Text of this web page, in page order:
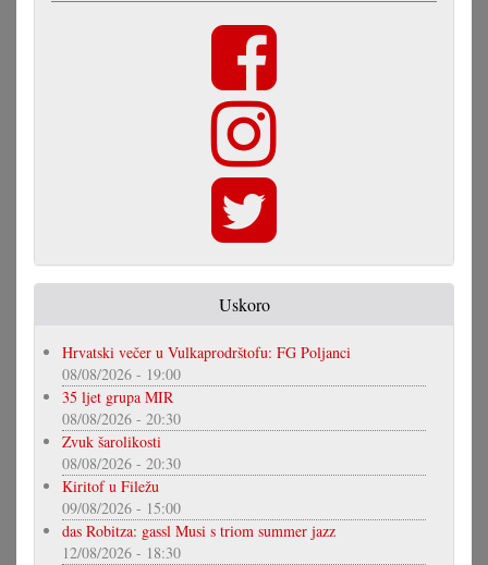
Uskoro
Hrvatski večer u Vulkaprodrštofu: FG Poljanci
08/08/2026 - 19:00
35 ljet grupa MIR
08/08/2026 - 20:30
Zvuk šarolikosti
08/08/2026 - 20:30
Kiritof u Filežu
09/08/2026 - 15:00
das Robitza: gassl Musi s triom summer jazz
12/08/2026 - 18:30